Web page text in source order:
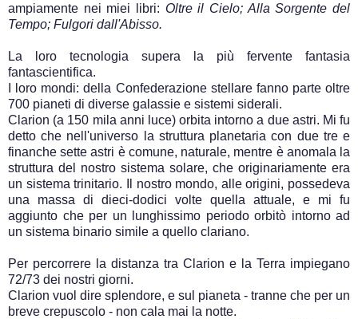
ampiamente nei miei libri: Oltre il Cielo; Alla Sorgente del
Tempo; Fulgori dall'Abisso.
La loro tecnologia supera la più fervente fantasia
fantascientifica.
I loro mondi: della Confederazione stellare fanno parte oltre
700 pianeti di diverse galassie e sistemi siderali.
Clarion (a 150 mila anni luce) orbita intorno a due astri. Mi fu
detto che nell'universo la struttura planetaria con due tre e
finanche sette astri è comune, naturale, mentre è anomala la
struttura del nostro sistema solare, che originariamente era
un sistema trinitario. Il nostro mondo, alle origini, possedeva
una massa di dieci-dodici volte quella attuale, e mi fu
aggiunto che per un lunghissimo periodo orbitò intorno ad
un sistema binario simile a quello clariano.
Per percorrere la distanza tra Clarion e la Terra impiegano
72/73 dei nostri giorni.
Clarion vuol dire splendore, e sul pianeta - tranne che per un
breve crepuscolo - non cala mai la notte.